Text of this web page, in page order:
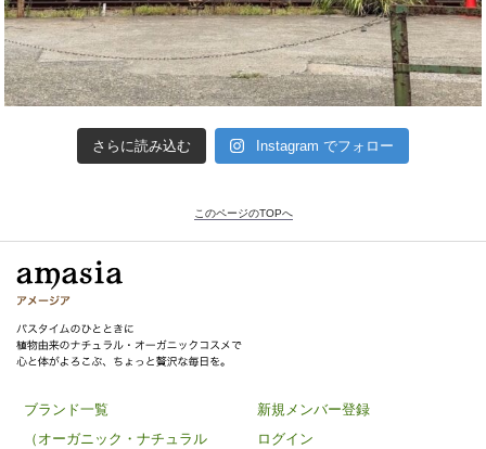
さらに読み込む Instagram でフォロー
このページのTOPへ
ブランド一覧
（オーガニック・ナチュラル
新規メンバー登録
ログイン